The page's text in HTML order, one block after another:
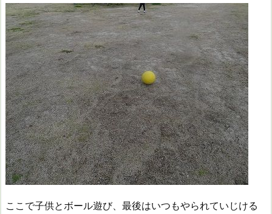
ここで子供とボール遊び、最後はいつもやられていじける